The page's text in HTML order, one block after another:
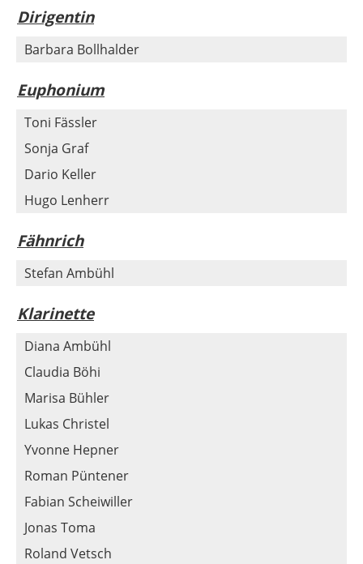
Dirigentin
Barbara Bollhalder
Euphonium
Toni Fässler
Sonja Graf
Dario Keller
Hugo Lenherr
Fähnrich
Stefan Ambühl
Klarinette
Diana Ambühl
Claudia Böhi
Marisa Bühler
Lukas Christel
Yvonne Hepner
Roman Püntener
Fabian Scheiwiller
Jonas Toma
Roland Vetsch